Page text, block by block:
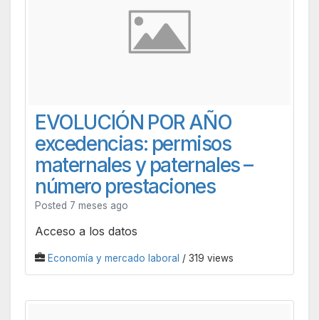
EVOLUCIÓN POR AÑO
excedencias: permisos
maternales y paternales –
número prestaciones
Posted 7 meses ago
Acceso a los datos
Economía y mercado laboral / 319 views